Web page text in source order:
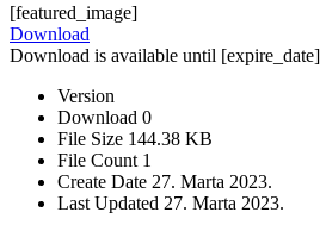
[featured_image]
Download
Download is available until [expire_date]
Version
Download 0
File Size 144.38 KB
File Count 1
Create Date 27. Marta 2023.
Last Updated 27. Marta 2023.